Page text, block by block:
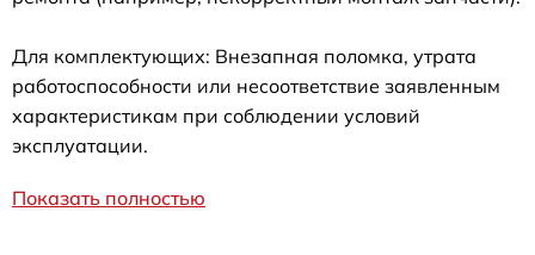
Для комплектующих: Внезапная поломка, утрата
работоспособности или несоответствие заявленным
характеристикам при соблюдении условий
эксплуатации.
Показать полностью